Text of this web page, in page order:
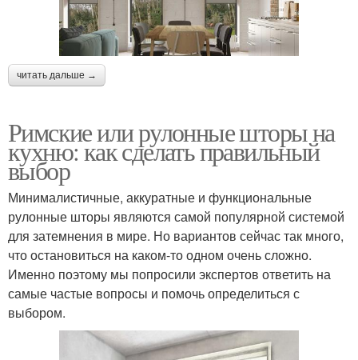
читать дальше →
Римские или рулонные шторы на
кухню: как сделать правильный
выбор
Минималистичные, аккуратные и функциональные
рулонные шторы являются самой популярной системой
для затемнения в мире. Но вариантов сейчас так много,
что остановиться на каком-то одном очень сложно.
Именно поэтому мы попросили экспертов ответить на
самые частые вопросы и помочь определиться с
выбором.